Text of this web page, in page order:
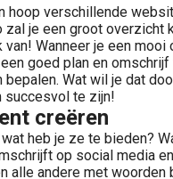
hoop verschillende
zal je een groot overzicht
Wanneer je een
goed plan en
Wat wil je dat
succesvol te zijn!
creëren
heb je ze te bieden?
op social media
alle andere met